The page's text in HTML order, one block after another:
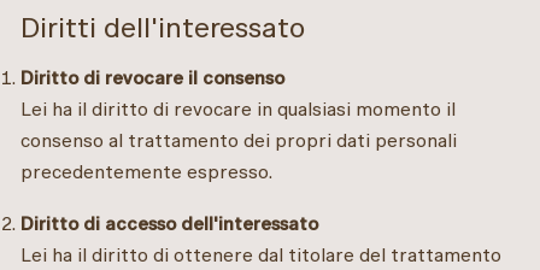
Diritti dell'interessato
Diritto di revocare il consenso
Lei ha il diritto di revocare in qualsiasi momento il
consenso al trattamento dei propri dati personali
precedentemente espresso.
Diritto di accesso dell'interessato
Lei ha il diritto di ottenere dal titolare del trattamento